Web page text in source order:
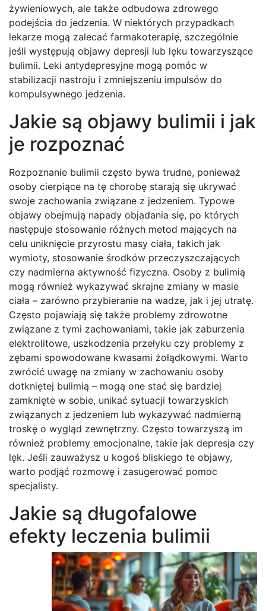
żywieniowych, ale także odbudowa zdrowego
podejścia do jedzenia. W niektórych przypadkach
lekarze mogą zalecać farmakoterapię, szczególnie
jeśli występują objawy depresji lub lęku towarzyszące
bulimii. Leki antydepresyjne mogą pomóc w
stabilizacji nastroju i zmniejszeniu impulsów do
kompulsywnego jedzenia.
Jakie są objawy bulimii i jak
je rozpoznać
Rozpoznanie bulimii często bywa trudne, ponieważ
osoby cierpiące na tę chorobę starają się ukrywać
swoje zachowania związane z jedzeniem. Typowe
objawy obejmują napady objadania się, po których
następuje stosowanie różnych metod mających na
celu uniknięcie przyrostu masy ciała, takich jak
wymioty, stosowanie środków przeczyszczających
czy nadmierna aktywność fizyczna. Osoby z bulimią
mogą również wykazywać skrajne zmiany w masie
ciała – zarówno przybieranie na wadze, jak i jej utratę.
Często pojawiają się także problemy zdrowotne
związane z tymi zachowaniami, takie jak zaburzenia
elektrolitowe, uszkodzenia przełyku czy problemy z
zębami spowodowane kwasami żołądkowymi. Warto
zwrócić uwagę na zmiany w zachowaniu osoby
dotkniętej bulimią – mogą one stać się bardziej
zamknięte w sobie, unikać sytuacji towarzyskich
związanych z jedzeniem lub wykazywać nadmierną
troskę o wygląd zewnętrzny. Często towarzyszą im
również problemy emocjonalne, takie jak depresja czy
lęk. Jeśli zauważysz u kogoś bliskiego te objawy,
warto podjąć rozmowę i zasugerować pomoc
specjalisty.
Jakie są długofalowe
efekty leczenia bulimii